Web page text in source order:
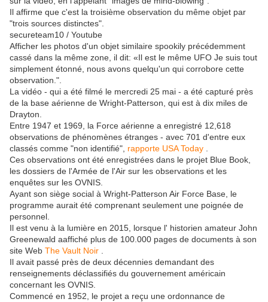
Il affirme que c'est la troisième observation du même objet par
"trois sources distinctes".
secureteam10 / Youtube
Afficher les photos d'un objet similaire spookily précédemment
cassé dans la même zone, il dit: «Il est le même UFO Je suis tout
simplement étonné, nous avons quelqu'un qui corrobore cette
observation.".
La vidéo - qui a été filmé le mercredi 25 mai - a été capturé près
de la base aérienne de Wright-Patterson, qui est à dix miles de
Drayton.
Entre 1947 et 1969, la Force aérienne a enregistré 12,618
observations de phénomènes étranges - avec 701 d'entre eux
classés comme "non identifié", rapporte USA Today
Ces observations ont été enregistrées dans le projet Blue Book,
les dossiers de l'Armée de l'Air sur les observations et les
enquêtes sur les OVNIS.
Ayant son siège social à Wright-Patterson Air Force Base, le
programme aurait été comprenant seulement une poignée de
personnel.
Il est venu à la lumière en 2015, lorsque l' historien amateur John
Greenewald aaffiché plus de 100.000 pages de documents à son
site Web The Vault Noir
Il avait passé près de deux décennies demandant des
renseignements déclassifiés du gouvernement américain
concernant les OVNIS.
Commencé en 1952, le projet a reçu une ordonnance de